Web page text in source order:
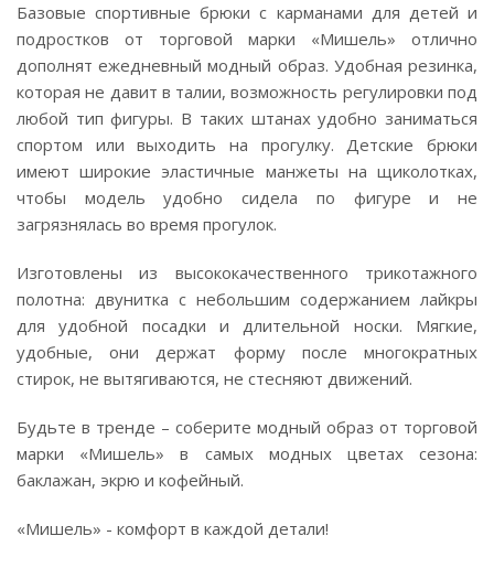
Базовые спортивные брюки с карманами для детей и
подростков от торговой марки «Мишель» отлично
дополнят ежедневный модный образ. Удобная резинка,
которая не давит в талии, возможность регулировки под
любой тип фигуры. В таких штанах удобно заниматься
спортом или выходить на прогулку. Детские брюки
имеют широкие эластичные манжеты на щиколотках,
чтобы модель удобно сидела по фигуре и не
загрязнялась во время прогулок.
Изготовлены из высококачественного трикотажного
полотна: двунитка с небольшим содержанием лайкры
для удобной посадки и длительной носки. Мягкие,
удобные, они держат форму после многократных
стирок, не вытягиваются, не стесняют движений.
Будьте в тренде – соберите модный образ от торговой
марки «Мишель» в самых модных цветах сезона:
баклажан, экрю и кофейный.
«Мишель» - комфорт в каждой детали!